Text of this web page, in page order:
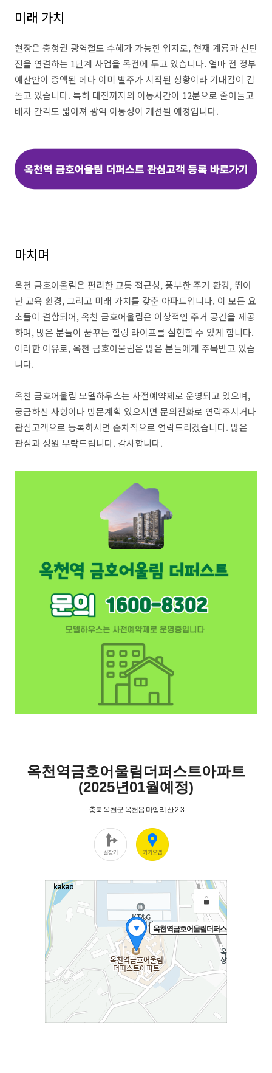
미래 가치
현장은 충청권 광역철도 수혜가 가능한 입지로, 현재 계룡과 신탄
진을 연결하는 1단계 사업을 목전에 두고 있습니다. 얼마 전 정부
예산안이 증액된 데다 이미 발주가 시작된 상황이라 기대감이 감
돌고 있습니다. 특히 대전까지의 이동시간이 12분으로 줄어들고
배차 간격도 짧아져 광역 이동성이 개선될 예정입니다.
마치며
옥천 금호어울림은 편리한 교통 접근성, 풍부한 주거 환경, 뛰어
난 교육 환경, 그리고 미래 가치를 갖춘 아파트입니다. 이 모든 요
소들이 결합되어, 옥천 금호어울림은 이상적인 주거 공간을 제공
하며, 많은 분들이 꿈꾸는 힐링 라이프를 실현할 수 있게 합니다.
이러한 이유로, 옥천 금호어울림은 많은 분들에게 주목받고 있습
니다.
옥천 금호어울림 모델하우스는 사전예약제로 운영되고 있으며,
궁금하신 사항이나 방문계획 있으시면 문의전화로 연락주시거나
관심고객으로 등록하시면 순차적으로 연락드리겠습니다. 많은
관심과 성원 부탁드립니다. 감사합니다.